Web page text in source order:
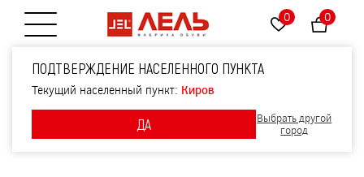
Открытие меню 0 0
ПОДТВЕРЖДЕНИЕ НАСЕЛЕННОГО ПУНКТА
Текущий населенный пункт: Киров
ДА
Выбрать другой
город
Полуботинки, артикул
2161, цвет белый